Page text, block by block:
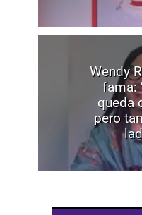
Wendy
fama:
queda
pero